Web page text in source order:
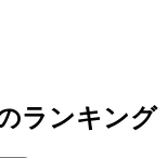
ランキング